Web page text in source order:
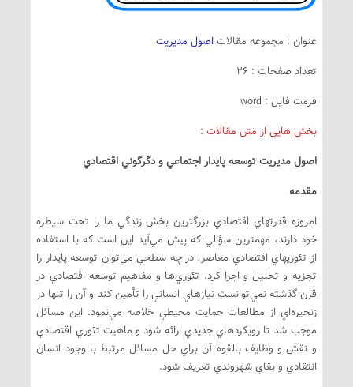
عنوان : مجموعه مقالاتاصول مدیریت
تعداد صفحات : 26
فرمت فایل : word
بخش هایی از متن مقالات :
اصول مديريت توسعه پايدار اجتماعي و دگرگوني اقتصادي
مقدمه
امروزه قدرتهاي اقتصادي بزرگترين بخش زندگي ما را تحت سيطره
خود دارند، مهمترين سؤالي كه پيش مي‌آيد اين است كه با استفاده
از تئوريهاي اقتصادي معاصر، در چه سطحي مي‌توان توسعه پايدار را
تجزيه و تحليل و اجرا كرد. تئوري‌ها و مفاهيم توسعه اقتصادي در
قرن گذشته نمي‌توانست نيازهاي انساني را تأمين كند و آن را تنها در
زنجيره‌اي از مطالعات حمايت محيطي خلاصه مي‌نمود. اين مسائل
موجب شد تا رويكردهاي جديدي ارائه شود و ماهيت تئوري اقتصادي
و نقش و وظايف بالقوه آن براي حل مسائل مرتبط با وجود انسان
انتقادي و بقاي شهروندي تعريف شود.